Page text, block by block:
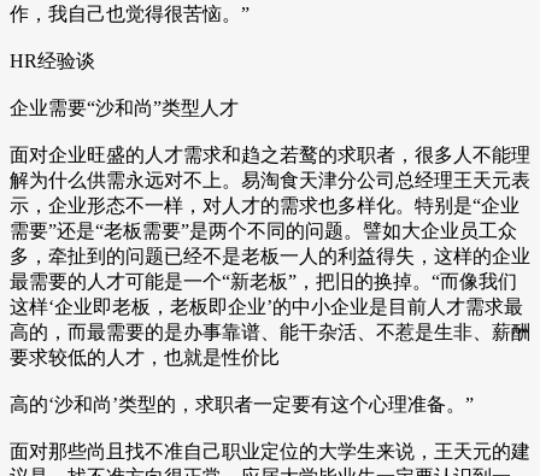
作，我自己也觉得很苦恼。”
HR经验谈
企业需要“沙和尚”类型人才
面对企业旺盛的人才需求和趋之若鹜的求职者，很多人不能理
解为什么供需永远对不上。易淘食天津分公司总经理王天元表
示，企业形态不一样，对人才的需求也多样化。特别是“企业
需要”还是“老板需要”是两个不同的问题。譬如大企业员工众
多，牵扯到的问题已经不是老板一人的利益得失，这样的企业
最需要的人才可能是一个“新老板”，把旧的换掉。“而像我们
这样‘企业即老板，老板即企业’的中小企业是目前人才需求最
高的，而最需要的是办事靠谱、能干杂活、不惹是生非、薪酬
要求较低的人才，也就是性价比
高的‘沙和尚’类型的，求职者一定要有这个心理准备。”
面对那些尚且找不准自己职业定位的大学生来说，王天元的建